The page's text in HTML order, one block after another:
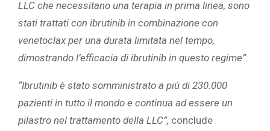
LLC che necessitano una terapia in prima linea, sono
stati trattati con ibrutinib in combinazione con
venetoclax per una durata limitata nel tempo,
dimostrando l’efficacia di ibrutinib in questo regime”.
“Ibrutinib è stato somministrato a più di 230.000
pazienti in tutto il mondo e continua ad essere un
pilastro nel trattamento della LLC”, conclude